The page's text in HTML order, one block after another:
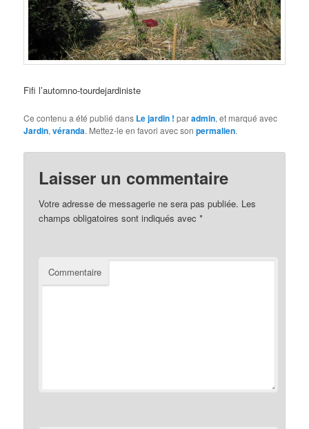
Fifi l’automno-tourdejardiniste
Ce contenu a été publié dans Le jardin ! paradmin, et marqué avec
Jardin,véranda. Mettez-le en favori avec sonpermalien.
Laisser un commentaire
Votre adresse de messagerie ne sera pas publiée. Les
champs obligatoires sont indiqués avec*
Commentaire